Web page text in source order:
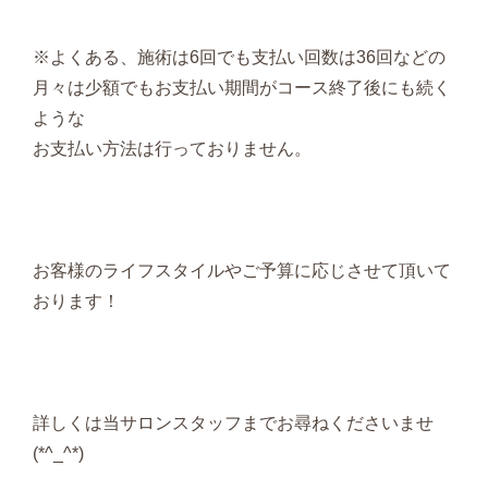
※よくある、施術は6回でも支払い回数は36回などの
月々は少額でもお支払い期間がコース終了後にも続く
ような
お支払い方法は行っておりません。
お客様のライフスタイルやご予算に応じさせて頂いて
おります！
詳しくは当サロンスタッフまでお尋ねくださいませ
(*^_^*)